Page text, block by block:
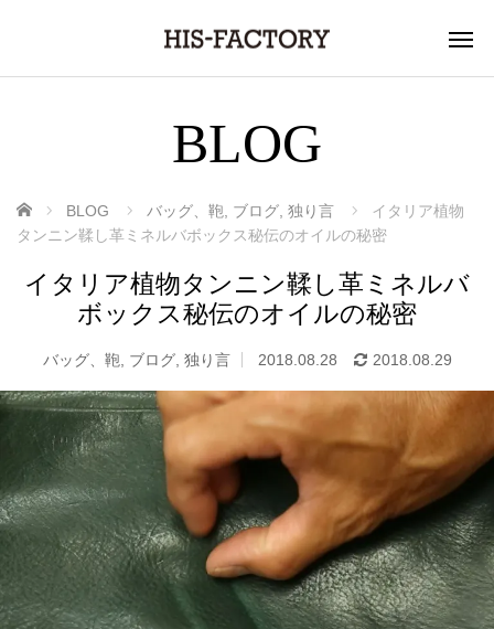
BLOG
ホーム BLOG バッグ、鞄 ブログ 独り言
イタリア植物
タンニン鞣し革ミネルバボックス秘伝のオイルの秘密
イタリア植物タンニン鞣し革ミネルバ
ボックス秘伝のオイルの秘密
バッグ、鞄 ブログ, 独り言 2018.08.28 2018.08.29